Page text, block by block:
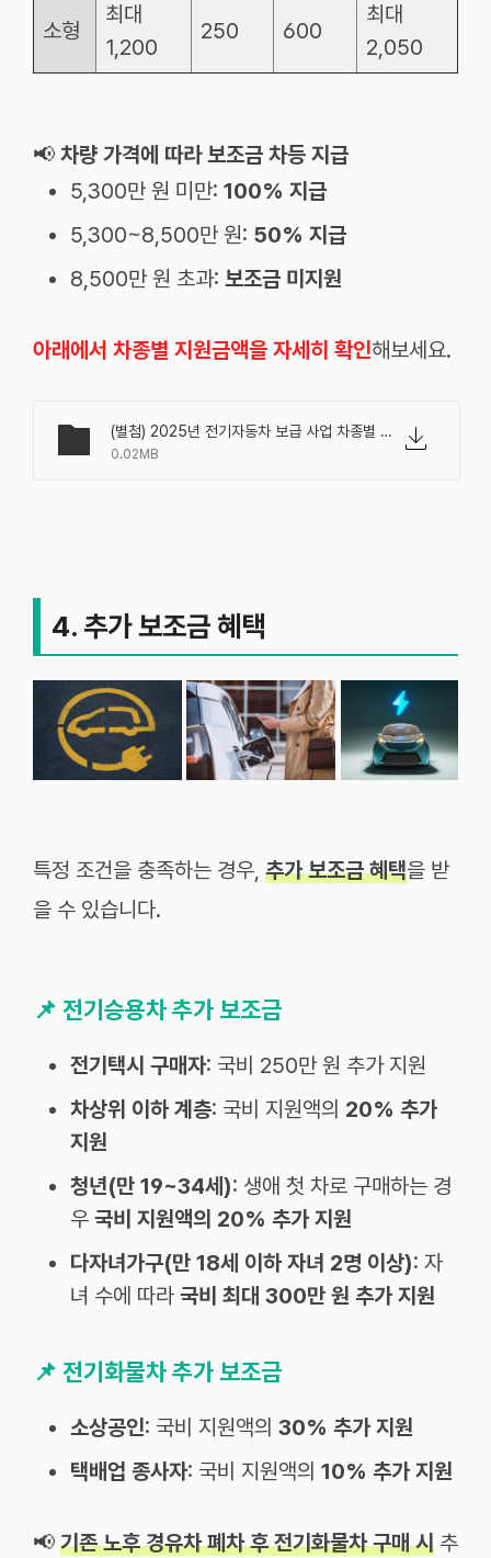
소형
최대
1,200
250 600
최대
2,050
📢 차량 가격에 따라 보조금 차등 지급
5,300만 원 미만: 100% 지급
5,300~8,500만 원: 50% 지급
8,500만 원 초과: 보조금 미지원
아래에서 차종별 지원금액을 자세히 확인해보세요.
(별첨) 2025년 전기자동차 보급 사업 차종별 지원금.xlsx
0.02MB
4. 추가 보조금 혜택
특정 조건을 충족하는 경우, 추가 보조금 혜택을 받
을 수 있습니다.
📌 전기승용차 추가 보조금
전기택시 구매자: 국비 250만 원 추가 지원
차상위 이하 계층: 국비 지원액의 20% 추가
지원
청년(만 19~34세): 생애 첫 차로 구매하는 경
우 국비 지원액의 20% 추가 지원
다자녀가구(만 18세 이하 자녀 2명 이상): 자
녀 수에 따라 국비 최대 300만 원 추가 지원
📌 전기화물차 추가 보조금
소상공인: 국비 지원액의 30% 추가 지원
택배업 종사자: 국비 지원액의 10% 추가 지원
📢 기존 노후 경유차 폐차 후 전기화물차 구매 시 추